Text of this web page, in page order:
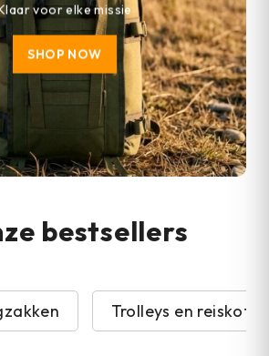
voor elke missie
SHOP NOW
bestsellers
Trolleys en